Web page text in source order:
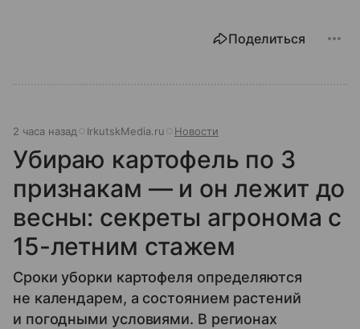
Поделиться
2 часа назад IrkutskMedia.ru Новости
Убираю картофель по 3
признакам — и он лежит до
весны: секреты агронома с
15-летним стажем
Сроки уборки картофеля определяются
не календарем, а состоянием растений
и погодными условиями. В регионах